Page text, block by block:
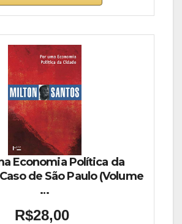
Economia Política da
de São Paulo (Volume
…
R$28,00